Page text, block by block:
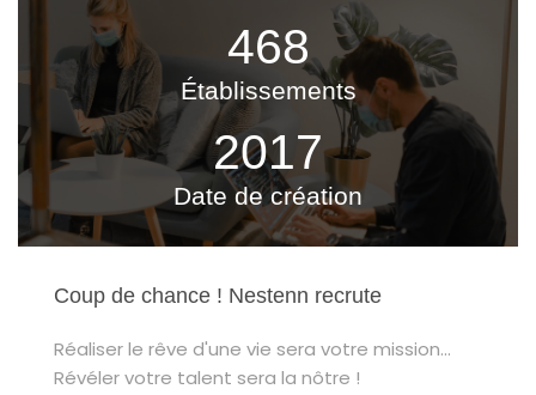
468
Établissements
2017
Date de création
Coup de chance ! Nestenn recrute
Réaliser le rêve d'une vie sera votre mission...
Révéler votre talent sera la nôtre !